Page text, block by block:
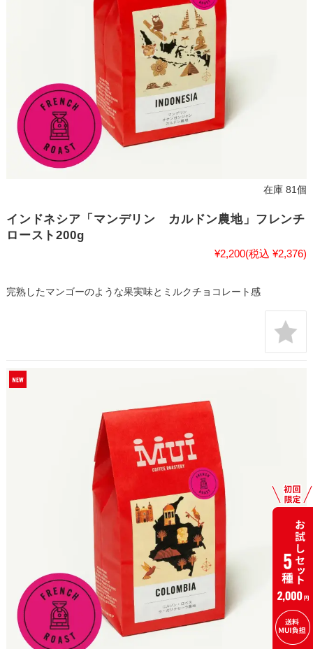
在庫 81個
インドネシア「マンデリン カルドン農地」フレンチ
ロースト200g
¥2,200(税込 ¥2,376)
完熟したマンゴーのような果実味とミルクチョコレート感